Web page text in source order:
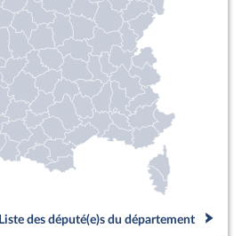
Liste des député(e)s du département